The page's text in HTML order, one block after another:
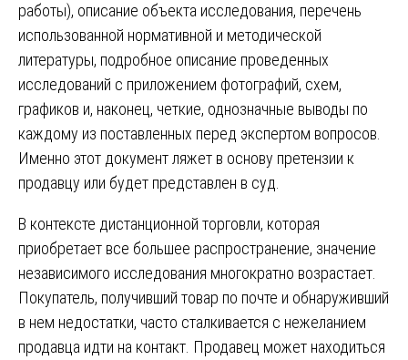
работы), описание объекта исследования, перечень
использованной нормативной и методической
литературы, подробное описание проведенных
исследований с приложением фотографий, схем,
графиков и, наконец, четкие, однозначные выводы по
каждому из поставленных перед экспертом вопросов.
Именно этот документ ляжет в основу претензии к
продавцу или будет представлен в суд.
В контексте дистанционной торговли, которая
приобретает все большее распространение, значение
независимого исследования многократно возрастает.
Покупатель, получивший товар по почте и обнаруживший
в нем недостатки, часто сталкивается с нежеланием
продавца идти на контакт. Продавец может находиться